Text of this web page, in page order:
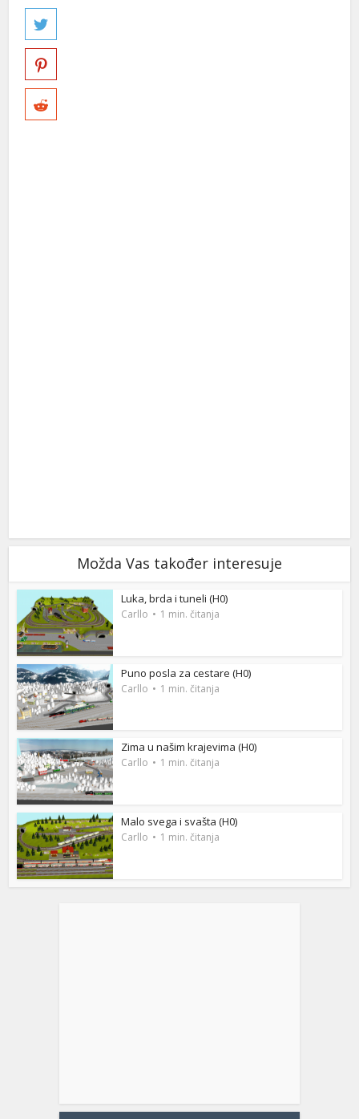
Možda Vas također interesuje
Luka, brda i tuneli (H0)
Carllo 1 min. čitanja
Puno posla za cestare (H0)
Carllo 1 min. čitanja
Zima u našim krajevima (H0)
Carllo 1 min. čitanja
Malo svega i svašta (H0)
Carllo 1 min. čitanja